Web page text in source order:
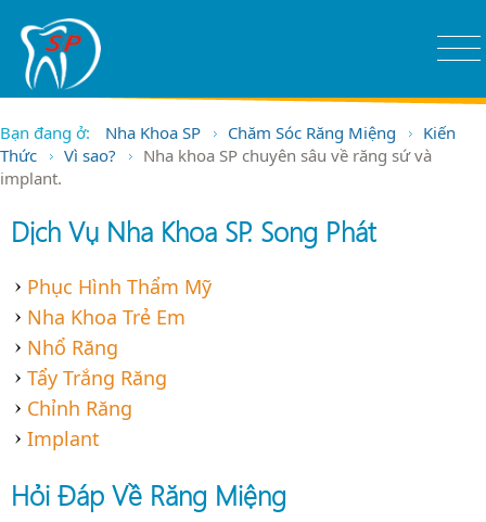
Bạn đang ở: Nha Khoa SP Chăm Sóc Răng Miệng
Kiến
Thức
Vì sao?
Nha khoa SP chuyên sâu về răng sứ và
implant.
Dịch Vụ Nha Khoa SP. Song Phát
Phục Hình Thẩm Mỹ
Nha Khoa Trẻ Em
Nhổ Răng
Tẩy Trắng Răng
Chỉnh Răng
Implant
Hỏi Đáp Về Răng Miệng